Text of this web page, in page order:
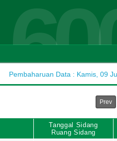
Pembaharuan Data : Kamis, 09
Prev
Tanggal Sidang
Ruang Sidang